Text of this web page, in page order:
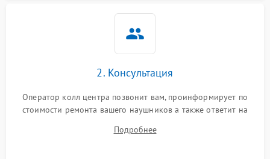
2. Консультация
Оператор колл центра позвонит вам, проинформирует по
стоимости ремонта вашего наушников а также ответит на
Подробнее